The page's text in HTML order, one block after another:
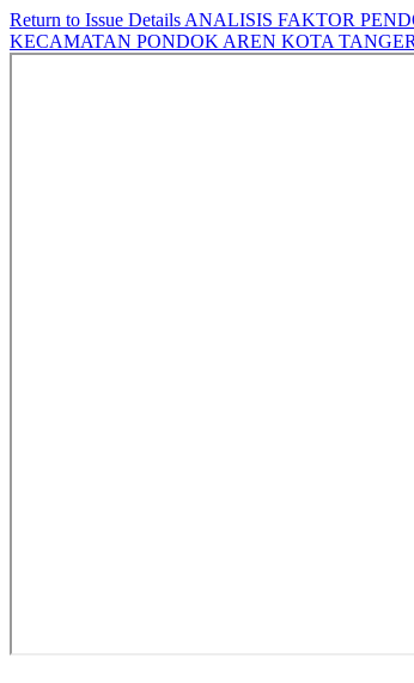
Return to Issue Details ANALISIS FAKTOR
KECAMATAN PONDOK AREN KOTA